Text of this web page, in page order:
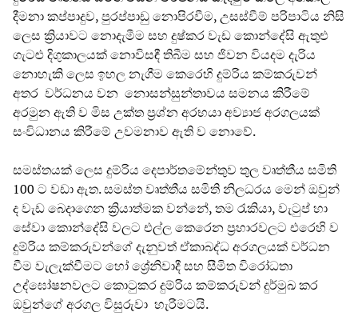
දීමනා කප්පාදුව, පුරප්පාඩු නොපිරවීම, උසස්වීම් පරිපාටිය නිසි
ලෙස ක්‍රියාවට නොදැමීම සහ දුෂ්කර වැඩ කොන්දේසි ඇතුළු
ගැටළු දිගුකාලයක් නොවිසඳී තිබීම සහ ජිවන වියදම දැරිය
නොහැකි ලෙස ඉහල නැගීම කෙරෙහි දුම්රිය කම්කරුවන්
අතර වර්ධනය වන නොසන්සුන්තාවය සමනය කිරීමේ
අරමුන ඇති ව මිස උක්ත ප්‍රශ්න අරභයා අව්‍යාජ අරගලයක්
සංවිධානය කිරීමේ උවමනාව ඇති ව නොවේ.
සමස්තයක් ලෙස දුම්රිය දෙපාර්තමේන්තුව තුල වෘත්තීය සමිති
100 ට වඩා ඇත. සමස්ත වෘත්තීය සමිති නිලධරය මෙන් ඔවුන්
ද වැඩ බෙදාගෙන ක්‍රියාත්මක වන්නේ, තම රැකියා, වැටුප් හා
සේවා කොන්දේසි වලට එල්ල කෙරෙන ප්‍රහාරවලට එරෙහි ව
දුම්රිය කම්කරුවන්ගේ දැනුවත් ඒකාබද්ධ අරගලයක් වර්ධන
වීම වැලැක්වීමට හෝ ශ්‍රේනිවාදී සහ සීමිත විරෝධතා
උද්ඝෝෂනවලට කොටුකර දුම්රිය කම්කරුවන් දුර්මුඛ කර
ඔවුන්ගේ අරගල විසුරුවා හැරීමටයි.